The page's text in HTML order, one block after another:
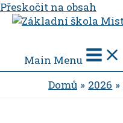
Přeskočit na obsah
Main Menu
Domů
2026